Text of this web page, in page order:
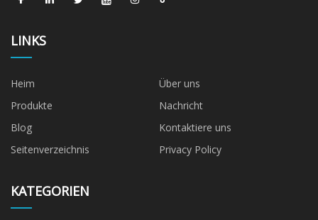
LINKS
Heim
Über uns
Produkte
Nachricht
Blog
Kontaktiere uns
Seitenverzeichnis
Privacy Policy
KATEGORIEN